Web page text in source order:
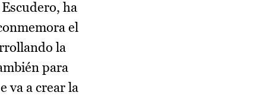
ha
el
la
para
va a crear la